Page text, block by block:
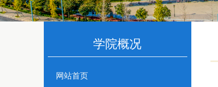
学院概况
网站首页